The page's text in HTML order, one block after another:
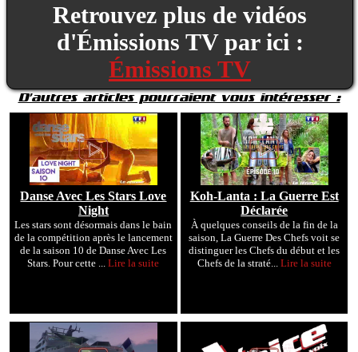
Retrouvez plus de vidéos
d'Émissions TV par ici :
Émissions TV
D'autres articles pourraient vous intéresser :
Danse Avec Les Stars Love
Night
Les stars sont désormais dans le bain
de la compétition après le lancement
de la saison 10 de Danse Avec Les
Stars. Pour cette ...Lire la suite
Koh-Lanta : La Guerre Est
Déclarée
À quelques conseils de la fin de la
saison, La Guerre Des Chefs voit se
distinguer les Chefs du début et les
Chefs de la straté... Lire la suite